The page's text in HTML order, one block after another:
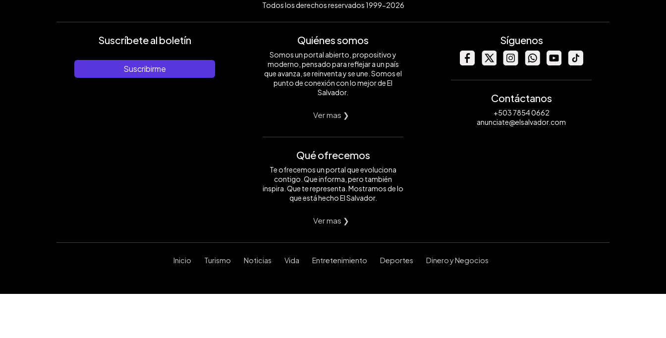
Todos los derechos reservados 1999-2026
Suscríbete al boletín
Suscribirme
Quiénes somos
Somos un portal abierto, propositivo y
moderno, pensado para reflejar a un país
que avanza, se reinventa y se une. Somos el
punto de conexión con lo mejor de El
Salvador.
Ver mas ❯
Qué ofrecemos
Te ofrecemos un portal que evoluciona
contigo. Que informa, pero también
inspira. Que te representa. Mostramos de lo
que está hecho El Salvador.
Ver mas ❯
Síguenos
Contáctanos
+503 7854 0662
anunciate@elsalvador.com
Inicio Turismo Noticias Vida Entretenimiento Deportes Dinero y Negocios